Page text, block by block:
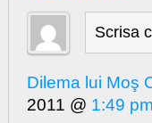
Scrisa
Dilema lui Moş
2011 @ 1:49 pm